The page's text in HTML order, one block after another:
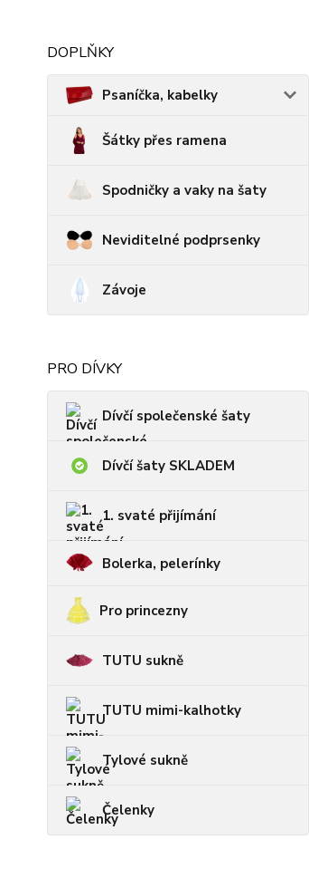
DOPLŇKY
Psaníčka, kabelky
Šátky přes ramena
Spodničky a vaky na šaty
Neviditelné podprsenky
Závoje
PRO DÍVKY
Dívčí společenské šaty
Dívčí šaty SKLADEM
1. svaté přijímání
Bolerka, pelerínky
Pro princezny
TUTU sukně
TUTU mimi-kalhotky
Tylové sukně
Čelenky